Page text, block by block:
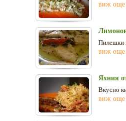
виж още
Пилешки
виж още
Яхния
Вкусно
виж още